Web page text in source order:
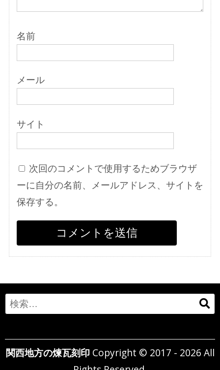
名前
メール
サイト
次回のコメントで使用するためブラウザ
ーに自分の名前、メールアドレス、サイトを
保存する。
Search
for:
関西地方の煉瓦刻印 Copyright © 2017 - 2026 All